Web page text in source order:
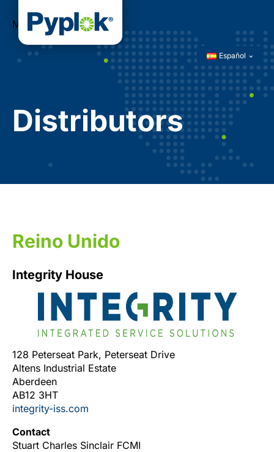
Español
Distributors
Reino Unido
Integrity House
128 Peterseat Park, Peterseat Drive
Altens Industrial Estate
Aberdeen
AB12 3HT
integrity-iss.com
Contact
Stuart Charles Sinclair FCMI
Menú